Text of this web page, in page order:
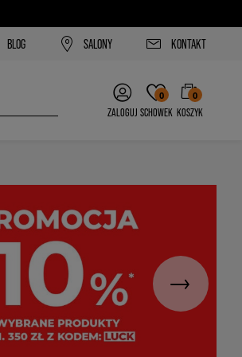
BLOG SALONY KONTAKT
ZALOGUJ
0
SCHOWEK
0
KOSZYK